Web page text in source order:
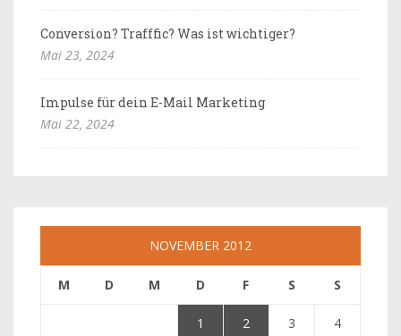
Conversion? Trafffic? Was ist wichtiger?
Mai 23, 2024
Impulse für dein E-Mail Marketing
Mai 22, 2024
NOVEMBER 2012
M D M D F S S
1 2 3 4